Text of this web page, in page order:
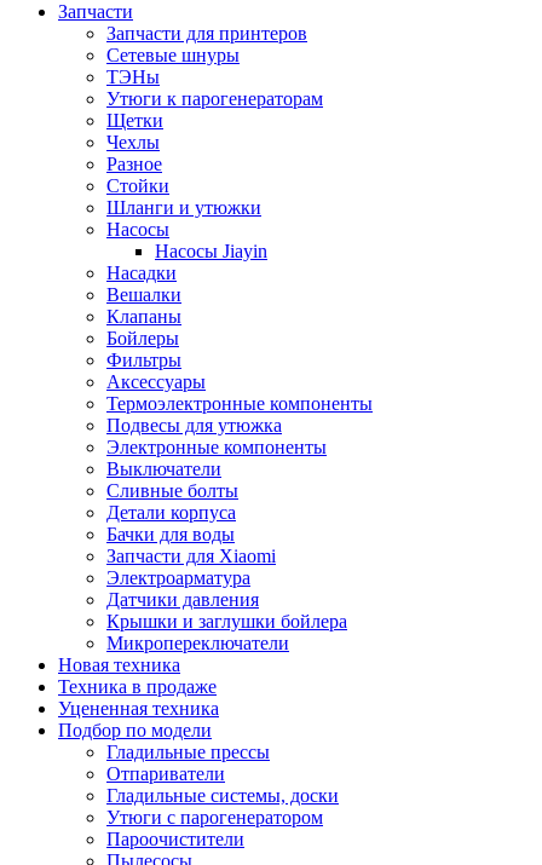
Запчасти
Запчасти для принтеров
Сетевые шнуры
ТЭНы
Утюги к парогенераторам
Щетки
Чехлы
Разное
Стойки
Шланги и утюжки
Насосы
Насосы Jiayin
Насадки
Вешалки
Клапаны
Бойлеры
Фильтры
Аксессуары
Термоэлектронные компоненты
Подвесы для утюжка
Электронные компоненты
Выключатели
Сливные болты
Детали корпуса
Бачки для воды
Запчасти для Xiaomi
Электроарматура
Датчики давления
Крышки и заглушки бойлера
Микропереключатели
Новая техника
Техника в продаже
Уцененная техника
Подбор по модели
Гладильные прессы
Отпариватели
Гладильные системы, доски
Утюги с парогенератором
Пароочистители
Пылесосы